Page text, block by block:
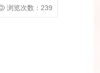
浏览次数：239